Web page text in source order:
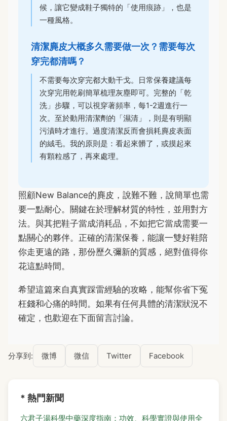
候，讓它變成鞋子獨特的「使用痕跡」，也是
一種風格。
清潔麂皮大概多久需要做一次？需要每次
穿完都清嗎？
不需要每次穿完都大動干戈。日常保養建議每
次穿完用乾刷簡單梳理灰塵即可。完整的「乾
洗」步驟，可以視穿著頻率，每1-2週進行一
次。至於動用清潔劑的「濕清」，則是有明顯
污漬時才進行。過度清潔反而會損耗麂皮表面
的絨毛。我的原則是：看起來髒了，或摸起來
有顆粒感了，再來處理。
照顧New Balance的麂皮，說難不難，說簡單也需
要一點耐心。關鍵在於理解材質的特性，並用對方
法。與其把鞋子當成消耗品，不如把它當成需要一
點關心的夥伴。正確的清潔保養，能讓一雙好鞋陪
你走更遠的路，那份歷久彌新的質感，絕對值得你
花這點時間。
希望這篇來自真實踩雷經驗的攻略，能幫你省下冤
枉錢和心痛的時間。如果有任何具體的清潔狀況不
確定，也歡迎在下面留言討論。
分享到: 微博 微信 Twitter Facebook
* 熱門新聞
六君子湯科學中藥深度指南：功效、科學實證與使用全